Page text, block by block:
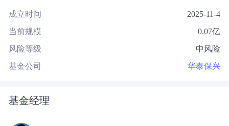
成立时间 2025-11-4
当前规模 0.07亿
风险等级 中风险
基金公司 华泰保兴
基金经理